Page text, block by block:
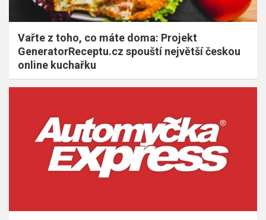
Vařte z toho, co máte doma: Projekt
GeneratorReceptu.cz spouští největší českou
online kuchařku